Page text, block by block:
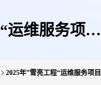
运维服务项目
2025年”雪亮工程“运维服务项